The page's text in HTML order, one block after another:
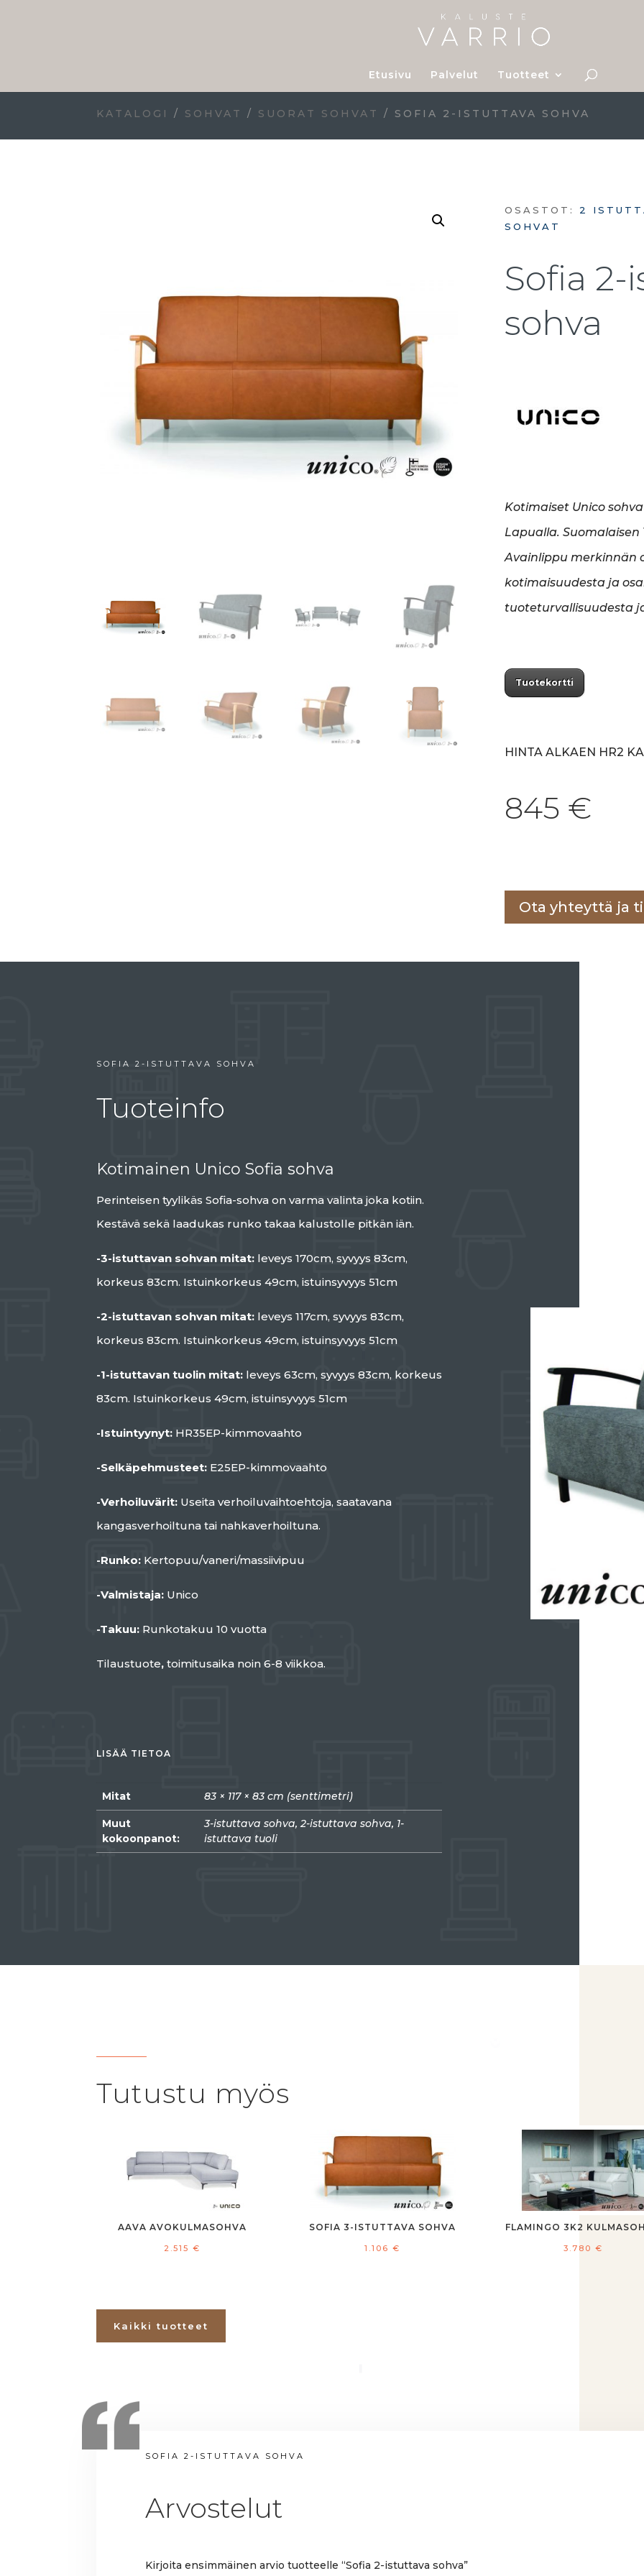
Etusivu Palvelut Tuotteet
KATALOGI / SOHVAT / SUORAT SOHVAT / SOFIA 2-ISTUTTAVA SOHVA
OSASTOT: 2
SOHVAT
Sofia 2-
sohva
Kotimaiset Unico
Lapualla.
Avainlippu merkinnän
kotimaisuudesta ja
tuoteturvallisuudesta
Tuotekortti
HINTA ALKAEN HR2
845 €
Ota yhteyttä ja
SOFIA 2-ISTUTTAVA SOHVA
Tuoteinfo
Kotimainen Unico Sofia sohva
Perinteisen tyylikäs Sofia-sohva on varma valinta joka kotiin.
Kestävä sekä laadukas runko takaa kalustolle pitkän iän.
-3-istuttavan sohvan mitat: leveys 170cm, syvyys 83cm,
korkeus 83cm. Istuinkorkeus 49cm, istuinsyvyys 51cm
-2-istuttavan sohvan mitat: leveys 117cm, syvyys 83cm,
korkeus 83cm. Istuinkorkeus 49cm, istuinsyvyys 51cm
-1-istuttavan tuolin mitat: leveys 63cm, syvyys 83cm, korkeus
83cm. Istuinkorkeus 49cm, istuinsyvyys 51cm
-Istuintyynyt: HR35EP-kimmovaahto
-Selkäpehmusteet: E25EP-kimmovaahto
-Verhoiluvärit: Useita verhoiluvaihtoehtoja, saatavana
kangasverhoiltuna tai nahkaverhoiltuna.
-Runko: Kertopuu/vaneri/massiivipuu
-Valmistaja: Unico
-Takuu: Runkotakuu 10 vuotta
Tilaustuote, toimitusaika noin 6-8 viikkoa.
LISÄÄ TIETOA
Mitat 83 × 117 × 83 cm (senttimetri)
Muut
kokoonpanot:
3-istuttava sohva, 2-istuttava sohva, 1-
istuttava tuoli
Tutustu myös
AAVA AVOKULMASOHVA
2.515 €
SOFIA 3-ISTUTTAVA SOHVA
1.106€
FLAMINGO 3K2
3.780 €
Kaikki tuotteet
SOFIA 2-ISTUTTAVA SOHVA
Arvostelut
Kirjoita ensimmäinen arvio tuotteelle “Sofia 2-istuttava sohva”